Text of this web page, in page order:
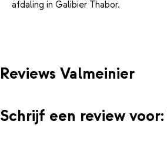
afdaling in Galibier Thabor.
Reviews Valmeinier
Schrijf een review